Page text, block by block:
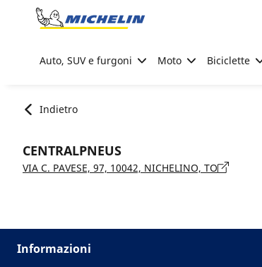
Go to page content
Auto, SUV e furgoni Moto Biciclette
Indietro
CENTRALPNEUS
VIA C. PAVESE, 97, 10042, NICHELINO, TO
Informazioni